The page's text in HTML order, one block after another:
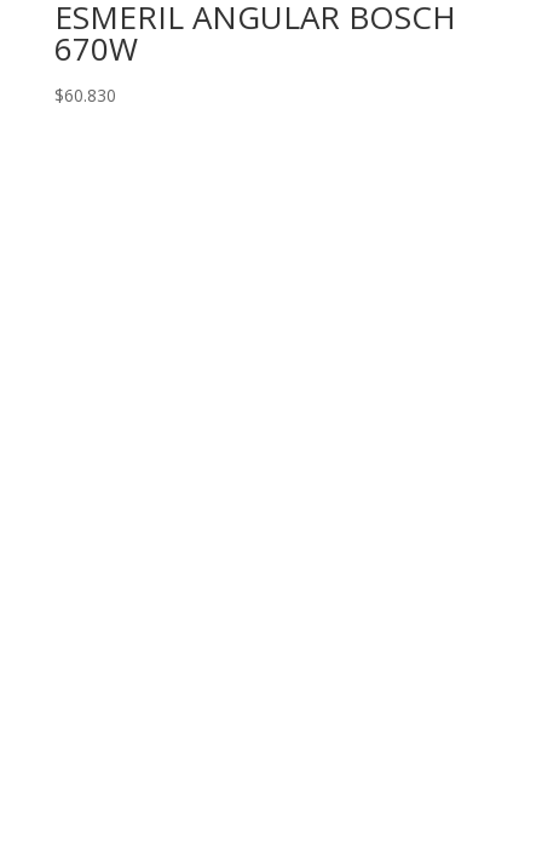
ESMERIL ANGULAR BOSCH
670W
$60.830